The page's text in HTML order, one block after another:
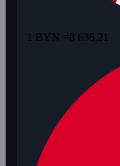
1 BYN =8 636,21